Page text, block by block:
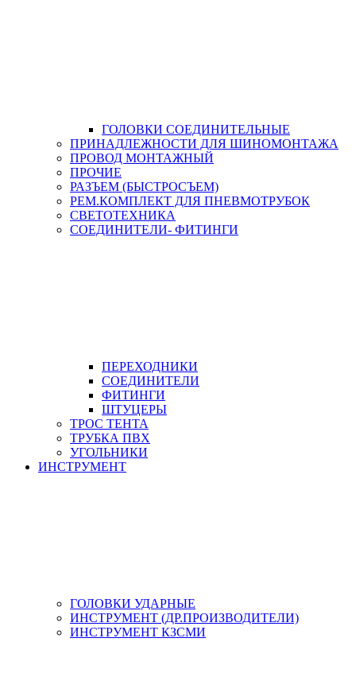
ГОЛОВКИ СОЕДИНИТЕЛЬНЫЕ
ПРИНАДЛЕЖНОСТИ ДЛЯ ШИНОМОНТАЖА
ПРОВОД МОНТАЖНЫЙ
ПРОЧИЕ
РАЗЪЕМ (БЫСТРОСЪЕМ)
РЕМ.КОМПЛЕКТ ДЛЯ ПНЕВМОТРУБОК
СВЕТОТЕХНИКА
СОЕДИНИТЕЛИ- ФИТИНГИ
ПЕРЕХОДНИКИ
СОЕДИНИТЕЛИ
ФИТИНГИ
ШТУЦЕРЫ
ТРОС ТЕНТА
ТРУБКА ПВХ
УГОЛЬНИКИ
ИНСТРУМЕНТ
ГОЛОВКИ УДАРНЫЕ
ИНСТРУМЕНТ (ДР.ПРОИЗВОДИТЕЛИ)
ИНСТРУМЕНТ КЗСМИ